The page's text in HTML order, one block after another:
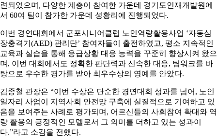
련되었으며, 다양한 계층이 참여한 가운데 경기도인재개발원에
서 60여 팀이 참가한 가운데 성황리에 진행되었다.
이번 경연대회에서 군포시니어클럽 노인역량활용사업 ‘자동심
장충격기(AED) 관리단’ 참여자들이 출전하였고, 평소 지속적인
교육과 실습을 통해 응급상황 대응 능력을 꾸준히 향상시켜 왔으
며, 이번 대회에서도 정확한 판단력과 신속한 대응, 팀워크를 바
탕으로 우수한 평가를 받아 최우수상의 영예를 안았다.
김종철 관장은 “이번 수상은 단순한 경연대회 성과를 넘어, 노인
일자리 사업이 지역사회 안전망 구축에 실질적으로 기여하고 있
음을 보여주는 사례로 평가되며, 어르신들의 사회참여 확대와 역
량 활용의 긍정적인 모델로서 그 의미를 더하고 있는 성과이
다.”라고 소감을 전했다.